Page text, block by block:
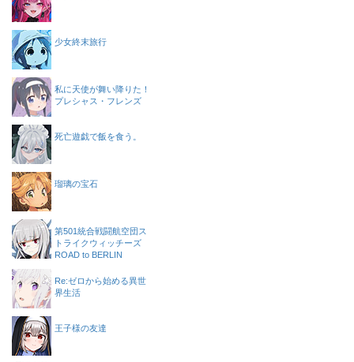
少女終末旅行
私に天使が舞い降りた！
プレシャス・フレンズ
死亡遊戯で飯を食う。
瑠璃の宝石
第501統合戦闘航空団ス
トライクウィッチーズ
ROAD to BERLIN
Re:ゼロから始める異世
界生活
王子様の友達